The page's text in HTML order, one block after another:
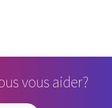
vous aider?